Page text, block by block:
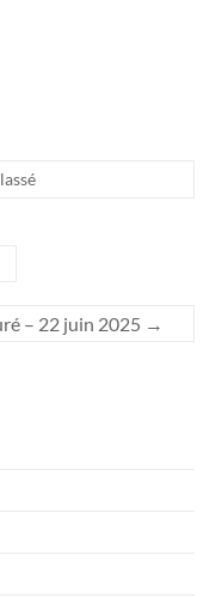
– 22 juin 2025 →